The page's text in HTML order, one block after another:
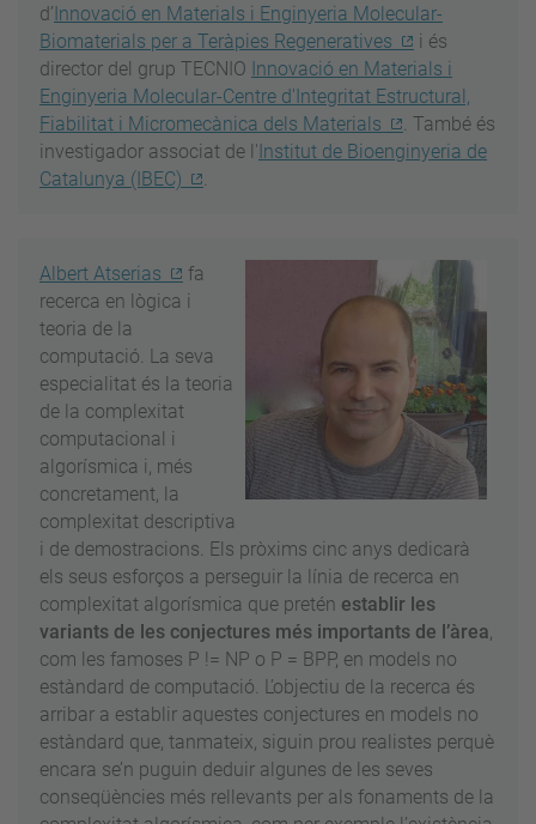
d’ Innovació en Materials i Enginyeria Molecular-
Biomaterials per a Teràpies Regeneratives
i és
director del grup TECNIO Innovació en Materials i
Enginyeria Molecular-Centre d'Integritat Estructural,
Fiabilitat i Micromecànica dels Materials
. També és
investigador associat de l' Institut de Bioenginyeria de
Catalunya (IBEC)
.
Albert Atserias
fa
recerca en lògica i
teoria de la
computació. La seva
especialitat és la teoria
de la complexitat
computacional i
algorísmica i, més
concretament, la
complexitat descriptiva
i de demostracions. Els pròxims cinc anys dedicarà
els seus esforços a perseguir la línia de recerca en
complexitat algorísmica que pretén establir les
variants de les conjectures més importants de l’àrea,
com les famoses P != NP o P = BPP, en models no
estàndard de computació. L’objectiu de la recerca és
arribar a establir aquestes conjectures en models no
estàndard que, tanmateix, siguin prou realistes perquè
encara se’n puguin deduir algunes de les seves
conseqüències més rellevants per als fonaments de la